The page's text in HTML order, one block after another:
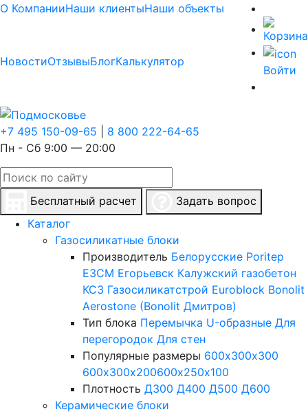
О КомпанииНаши клиентыНаши объекты
НовостиОтзывыБлогКалькулятор
Войти
+7 495 150-09-65
8 800 222-64-65
Пн - Сб 9:00 — 20:00
Бесплатный расчет
Задать вопрос
Каталог
Газосиликатные блоки
Производитель Белорусские Poritep
ЕЗСМ Егорьевск Калужский газобетон
КСЗ Газосиликатстрой Euroblock Bonolit
Aerostone (Bonolit Дмитров)
Тип блока Перемычка U-образные Для
перегородок Для стен
Популярные размеры 600х300х300
600х300х200600х250х100
Плотность Д300 Д400 Д500 Д600
Керамические блоки